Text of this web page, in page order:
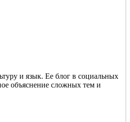
и язык. Ее блог в социальных
объяснение сложных тем и